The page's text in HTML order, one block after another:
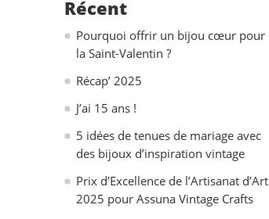
Récent
Pourquoi offrir un bijou cœur pour
la Saint-Valentin ?
Récap’ 2025
J’ai 15 ans !
5 idées de tenues de mariage avec
des bijoux d’inspiration vintage
Prix d’Excellence de l’Artisanat d’Art
2025 pour Assuna Vintage Crafts